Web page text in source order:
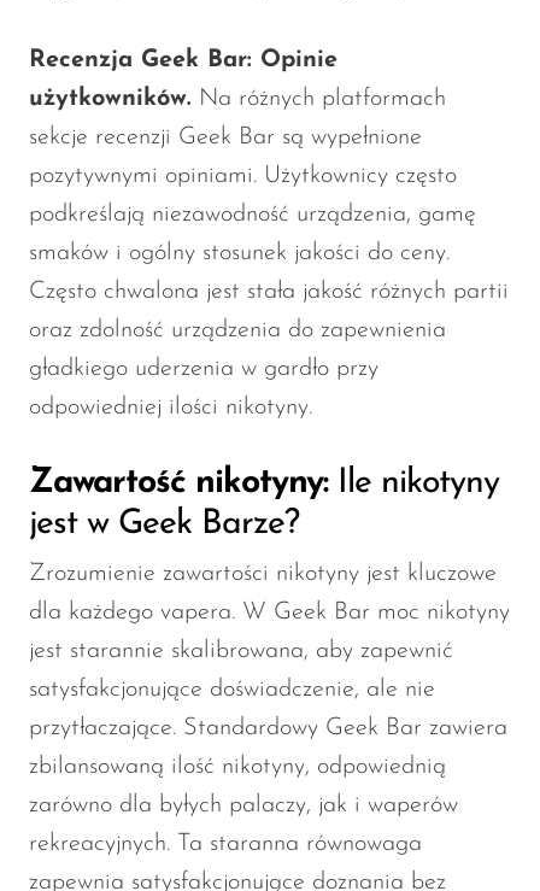
Recenzja Geek Bar: Opinie
użytkowników. Na różnych platformach
sekcje recenzji Geek Bar są wypełnione
pozytywnymi opiniami. Użytkownicy często
podkreślają niezawodność urządzenia, gamę
smaków i ogólny stosunek jakości do ceny.
Często chwalona jest stała jakość różnych partii
oraz zdolność urządzenia do zapewnienia
gładkiego uderzenia w gardło przy
odpowiedniej ilości nikotyny.
Zawartość nikotyny:Ile nikotyny
jest w Geek Barze?
Zrozumienie zawartości nikotyny jest kluczowe
dla każdego vapera. W Geek Bar moc nikotyny
jest starannie skalibrowana, aby zapewnić
satysfakcjonujące doświadczenie, ale nie
przytłaczające. Standardowy Geek Bar zawiera
zbilansowaną ilość nikotyny, odpowiednią
zarówno dla byłych palaczy, jak i waperów
rekreacyjnych. Ta staranna równowaga
zapewnia satysfakcjonujące doznania bez